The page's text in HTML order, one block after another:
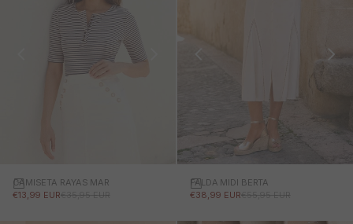
CAMISETA RAYAS MAR
PRECIO DE OFERTA
€13,99 EURPRECIO NORMAL
€35,95 EUR
FALDA MIDI BERTA
PRECIO DE OFERTA
€38,99 EURPRECIO NORMAL
€55,95 EUR